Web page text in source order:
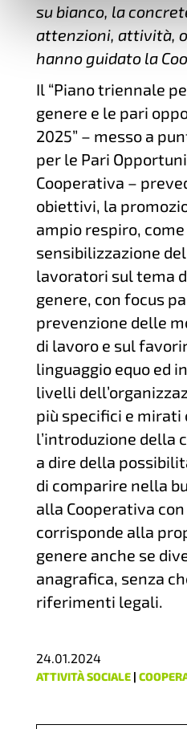
su bianco, la
attenzioni, attività,
hanno guidato la
Il “Piano triennale
genere e le pari
2025” – messo a
per le Pari
Cooperativa –
obiettivi, la
ampio respiro,
sensibilizzazione
lavoratori sul tema
genere, con focus
prevenzione delle
di lavoro e sul
linguaggio equo ed
livelli
più specifici e mirati
l’introduzione della
a dire della
di comparire nella
alla Cooperativa
corrisponde alla
genere anche se
anagrafica, senza
riferimenti legali.
24.01.2024
ATTIVITÀ SOCIALE|